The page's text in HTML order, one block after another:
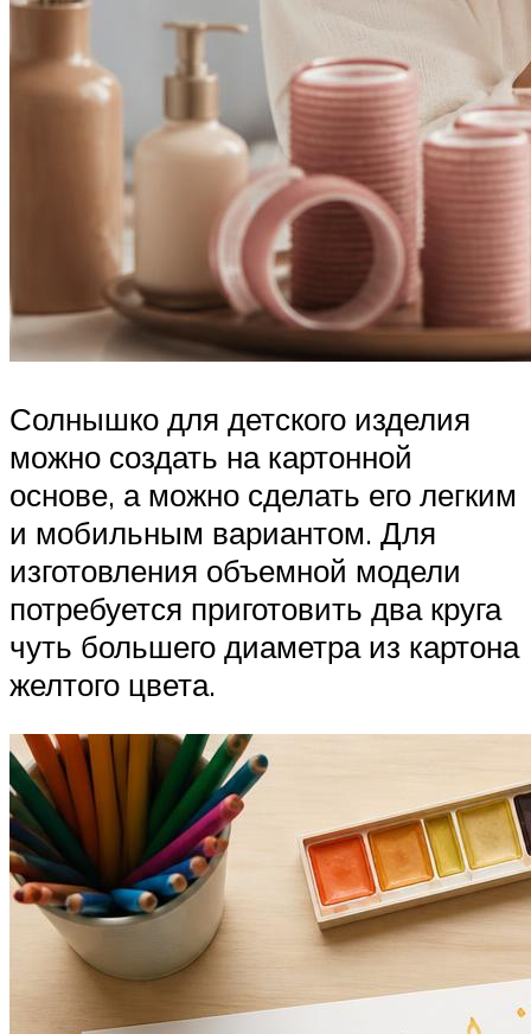
Солнышко для детского изделия
можно создать на картонной
основе, а можно сделать его легким
и мобильным вариантом. Для
изготовления объемной модели
потребуется приготовить два круга
чуть большего диаметра из картона
желтого цвета.